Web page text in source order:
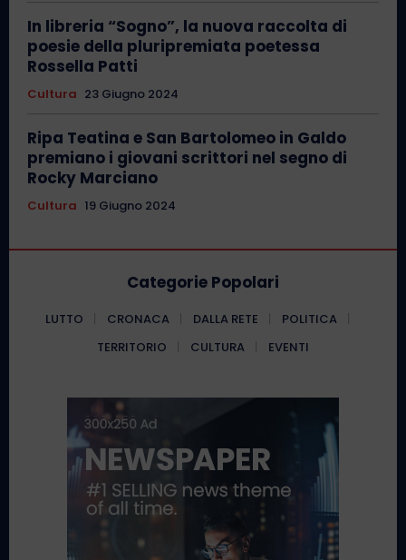
In libreria “Sogno”, la nuova raccolta di
poesie della pluripremiata poetessa
Rossella Patti
Cultura 23 Giugno 2024
Ripa Teatina e San Bartolomeo in Galdo
premiano i giovani scrittori nel segno di
Rocky Marciano
Cultura 19 Giugno 2024
Categorie Popolari
LUTTO CRONACA DALLA RETE
POLITICA
TERRITORIO
CULTURA EVENTI